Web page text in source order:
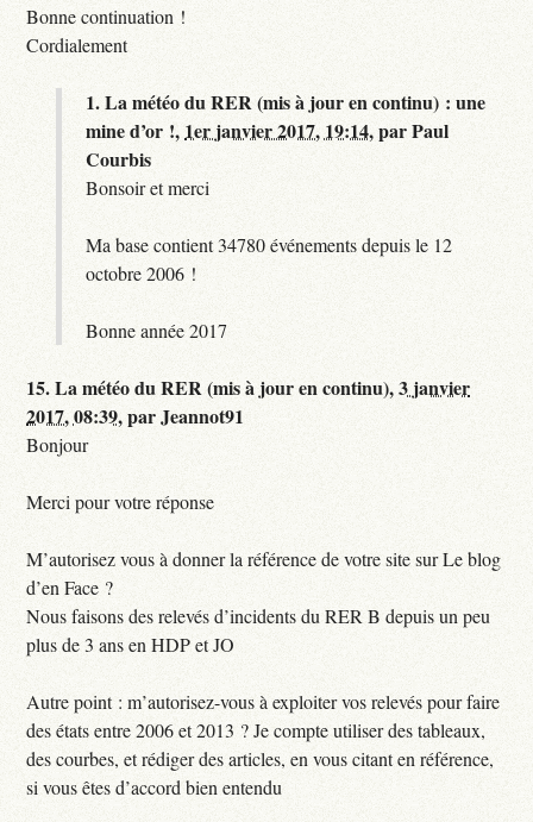
Bonne continuation !
Cordialement
1.La météo du RER (mis à jour en continu) : une
mine d’or !, 1er janvier 2017, 19:14,parPaul
Courbis
Bonsoir et merci
Ma base contient 34780 événements depuis le 12
octobre 2006 !
Bonne année 2017
15.La météo du RER (mis à jour en continu),3 janvier
2017, 08:39,parJeannot91
Bonjour
Merci pour votre réponse
M’autorisez vous à donner la référence de votre site sur Le blog
d’en Face ?
Nous faisons des relevés d’incidents du RER B depuis un peu
plus de 3 ans en HDP et JO
Autre point : m’autorisez-vous à exploiter vos relevés pour faire
des états entre 2006 et 2013 ? Je compte utiliser des tableaux,
des courbes, et rédiger des articles, en vous citant en référence,
si vous êtes d’accord bien entendu